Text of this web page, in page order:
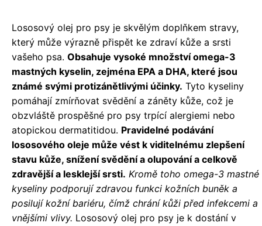
Lososový olej pro psy je skvělým doplňkem stravy,
který může výrazně přispět ke zdraví kůže a srsti
vašeho psa. Obsahuje vysoké množství omega-3
mastných kyselin, zejména EPA a DHA, které jsou
známé svými protizánětlivými účinky. Tyto kyseliny
pomáhají zmírňovat svědění a záněty kůže, což je
obzvláště prospěšné pro psy trpící alergiemi nebo
atopickou dermatitidou. Pravidelné podávání
lososového oleje může vést k viditelnému zlepšení
stavu kůže, snížení svědění a olupování a celkově
zdravější a lesklejší srsti. Kromě toho omega-3 mastné
kyseliny podporují zdravou funkci kožních buněk a
posilují kožní bariéru, čímž chrání kůži před infekcemi a
vnějšími vlivy. Lososový olej pro psy je k dostání v